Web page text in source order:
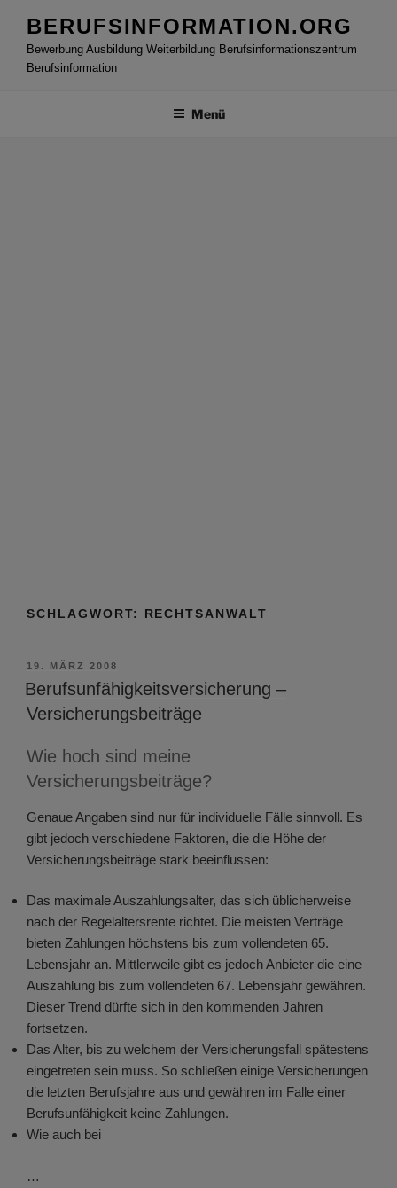
Inhalt
springen
BERUFSINFORMATION.ORG
Bewerbung Ausbildung Weiterbildung Berufsinformationszentrum
Berufsinformation
Menü
SCHLAGWORT: RECHTSANWALT
VERÖFFENTLICHT
AM
19. MÄRZ 2008
Berufsunfähigkeitsversicherung –
Versicherungsbeiträge
Wie hoch sind meine
Versicherungsbeiträge?
Genaue Angaben sind nur für individuelle Fälle sinnvoll. Es
gibt jedoch verschiedene Faktoren, die die Höhe der
Versicherungsbeiträge stark beeinflussen:
Das maximale Auszahlungsalter, das sich üblicherweise
nach der Regelaltersrente richtet. Die meisten Verträge
bieten Zahlungen höchstens bis zum vollendeten 65.
Lebensjahr an. Mittlerweile gibt es jedoch Anbieter die eine
Auszahlung bis zum vollendeten 67. Lebensjahr gewähren.
Dieser Trend dürfte sich in den kommenden Jahren
fortsetzen.
Das Alter, bis zu welchem der Versicherungsfall spätestens
eingetreten sein muss. So schließen einige Versicherungen
die letzten Berufsjahre aus und gewähren im Falle einer
Berufsunfähigkeit keine Zahlungen.
Wie auch bei
…